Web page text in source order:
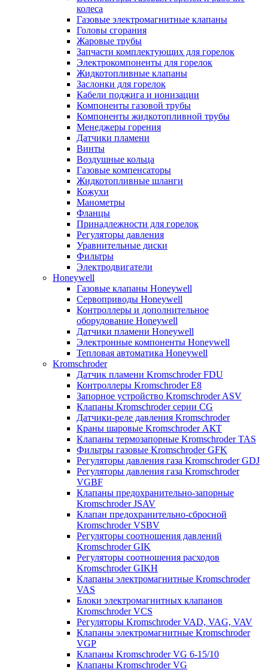
колеса
Газовые электромагнитные клапаны
Головы сгорания
Жаровые трубы
Запчасти комплектующих для горелок
Электрокомпоненты для горелок
Жидкотопливные клапаны
Заслонки для горелок
Кабели поджига и ионизации
Компоненты газовой трубы
Компоненты жидкотопливной трубы
Менеджеры горения
Датчики пламени
Винты
Воздушные кольца
Газовые компенсаторы
Жидкотопливные шланги
Кожухи
Манометры
Фланцы
Принадлежности для горелок
Регуляторы давления
Уравнительные диски
Фильтры
Электродвигатели
Honeywell
Газовые клапаны Honeywell
Сервоприводы Honeywell
Контроллеры и дополнительное
оборудование Honeywell
Датчики пламени Honeywell
Электронные компоненты Honeywell
Тепловая автоматика Honeywell
Kromschroder
Датчик пламени Kromschroder FDU
Контроллеры Kromschroder E8
Запорное устройство Kromschroder ASV
Клапаны Kromschroder серии CG
Датчики-реле давления Kromschroder
Краны шаровые Kromschroder АКТ
Клапаны термозапорные Kromschroder TAS
Фильтры газовые Kromschroder GFK
Регуляторы давления газа Kromschroder GDJ
Регуляторы давления газа Kromschroder
VGBF
Клапаны предохранительно-запорные
Kromschroder JSAV
Клапан предохранительно-сбросной
Kromschroder VSBV
Регуляторы соотношения давлений
Kromschroder GIK
Регуляторы соотношения расходов
Kromschroder GIKH
Клапаны электромагнитные Kromschroder
VAS
Блоки электромагнитных клапанов
Kromschroder VCS
Регуляторы Kromschroder VAD, VAG, VAV
Клапаны электромагнитные Kromschroder
VGP
Клапаны Kromschroder VG 6-15/10
Клапаны Kromschroder VG